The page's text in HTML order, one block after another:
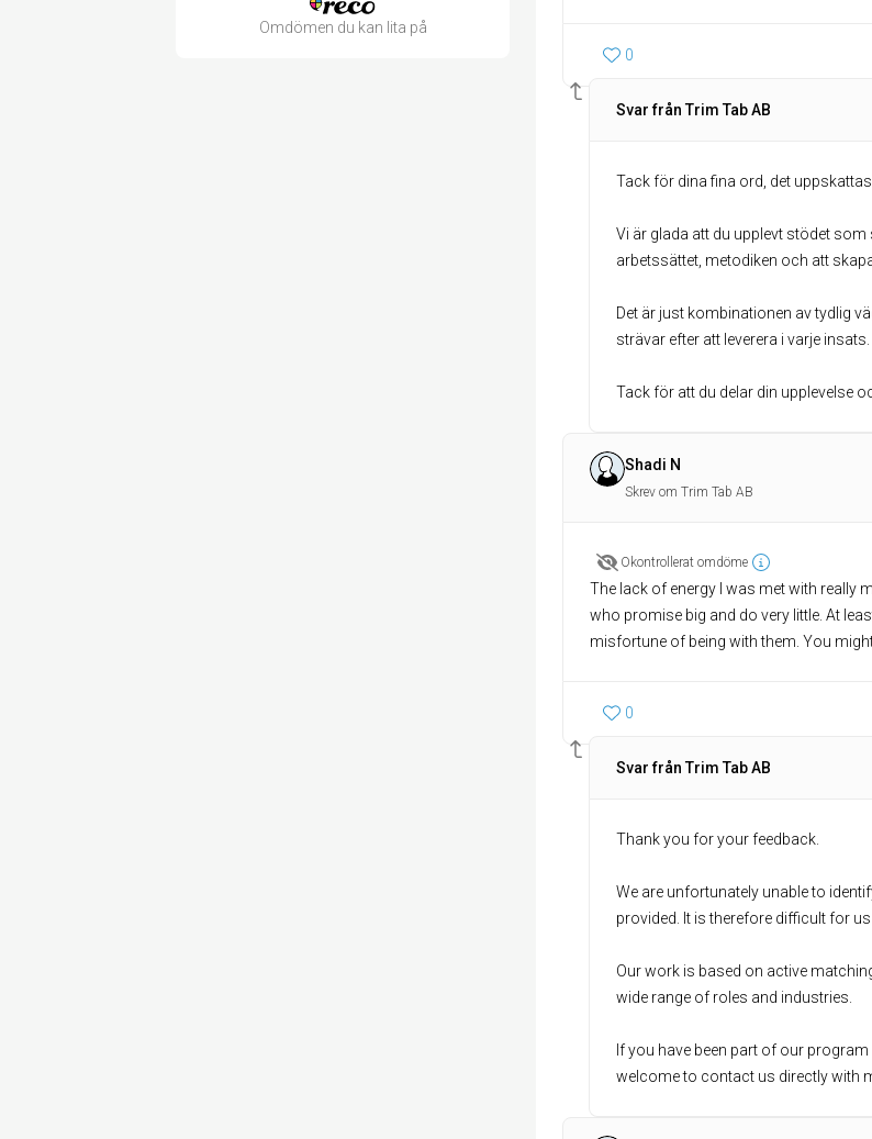
Omdömen du kan lita på
0
Svar från Trim Tab AB
Tack för dina fina ord, det uppskattas
Vi är glada att du upplevt stödet
arbetssättet, metodiken och att
Det är just kombinationen av tydlig
strävar efter att leverera i varje insats.
Tack för att du delar din upplevelse
Shadi N
Skrev om Trim Tab AB
Okontrollerat omdöme
The lack of energy I was met with really
who promise big and do very little. At
misfortune of being with them. You
0
Svar från Trim Tab AB
Thank you for your feedback.
We are unfortunately unable to
provided. It is therefore difficult for
Our work is based on active
wide range of roles and industries.
If you have been part of our
welcome to contact us directly with